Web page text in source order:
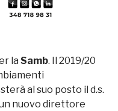
la Samb. Il 2019/20
al suo posto il d.s.
nuovo direttore